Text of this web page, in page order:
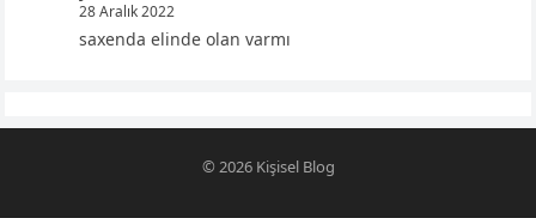
28 Aralık 2022
saxenda elinde olan varmı
© 2026 Kişisel Blog